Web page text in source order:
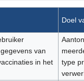
Doel
van
in het
type